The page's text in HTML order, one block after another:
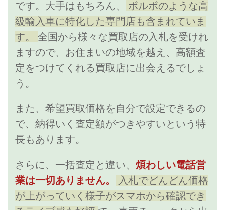
です。大手はもちろん、
ボルボのような高
級輸入車に特化した専門店も含まれていま
す。
全国から様々な買取店の入札を受けれ
ますので、お住まいの地域を越え、高額査
定をつけてくれる買取店に出会えるでしょ
う。
また、希望買取価格を自分で設定できるの
で、納得いく査定額がつきやすいという特
長もあります。
さらに、一括査定と違い、 煩わしい電話営
業は一切ありません。
入札でどんどん価格
が上がっていく様子がスマホから確認でき